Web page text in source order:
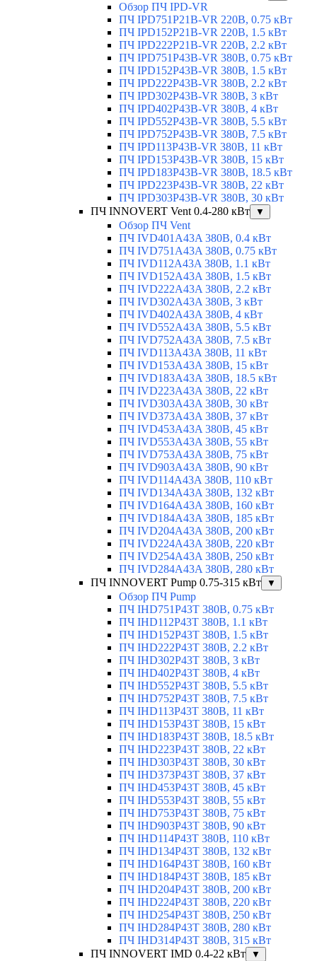
Обзор ПЧ IPD-VR
ПЧ IPD751P21B-VR 220В, 0.75 кВт
ПЧ IPD152P21B-VR 220В, 1.5 кВт
ПЧ IPD222P21B-VR 220В, 2.2 кВт
ПЧ IPD751P43B-VR 380В, 0.75 кВт
ПЧ IPD152P43B-VR 380В, 1.5 кВт
ПЧ IPD222P43B-VR 380В, 2.2 кВт
ПЧ IPD302P43B-VR 380В, 3 кВт
ПЧ IPD402P43B-VR 380В, 4 кВт
ПЧ IPD552P43B-VR 380В, 5.5 кВт
ПЧ IPD752P43B-VR 380В, 7.5 кВт
ПЧ IPD113P43B-VR 380В, 11 кВт
ПЧ IPD153P43B-VR 380В, 15 кВт
ПЧ IPD183P43B-VR 380В, 18.5 кВт
ПЧ IPD223P43B-VR 380В, 22 кВт
ПЧ IPD303P43B-VR 380В, 30 кВт
ПЧ INNOVERT Vent 0.4-280 кВт
▼
Обзор ПЧ Vent
ПЧ IVD401A43A 380В, 0.4 кВт
ПЧ IVD751A43A 380В, 0.75 кВт
ПЧ IVD112A43A 380В, 1.1 кВт
ПЧ IVD152A43A 380В, 1.5 кВт
ПЧ IVD222A43A 380В, 2.2 кВт
ПЧ IVD302A43A 380В, 3 кВт
ПЧ IVD402A43A 380В, 4 кВт
ПЧ IVD552A43A 380В, 5.5 кВт
ПЧ IVD752A43A 380В, 7.5 кВт
ПЧ IVD113A43A 380В, 11 кВт
ПЧ IVD153A43A 380В, 15 кВт
ПЧ IVD183A43A 380В, 18.5 кВт
ПЧ IVD223A43A 380В, 22 кВт
ПЧ IVD303A43A 380В, 30 кВт
ПЧ IVD373A43A 380В, 37 кВт
ПЧ IVD453A43A 380В, 45 кВт
ПЧ IVD553A43A 380В, 55 кВт
ПЧ IVD753A43A 380В, 75 кВт
ПЧ IVD903A43A 380В, 90 кВт
ПЧ IVD114A43A 380В, 110 кВт
ПЧ IVD134A43A 380В, 132 кВт
ПЧ IVD164A43A 380В, 160 кВт
ПЧ IVD184A43A 380В, 185 кВт
ПЧ IVD204A43A 380В, 200 кВт
ПЧ IVD224A43A 380В, 220 кВт
ПЧ IVD254A43A 380В, 250 кВт
ПЧ IVD284A43A 380В, 280 кВт
ПЧ INNOVERT Pump 0.75-315 кВт
▼
Обзор ПЧ Pump
ПЧ IHD751P43T 380В, 0.75 кВт
ПЧ IHD112P43T 380В, 1.1 кВт
ПЧ IHD152P43T 380В, 1.5 кВт
ПЧ IHD222P43T 380В, 2.2 кВт
ПЧ IHD302P43T 380В, 3 кВт
ПЧ IHD402P43T 380В, 4 кВт
ПЧ IHD552P43T 380В, 5.5 кВт
ПЧ IHD752P43T 380В, 7.5 кВт
ПЧ IHD113P43T 380В, 11 кВт
ПЧ IHD153P43T 380В, 15 кВт
ПЧ IHD183P43T 380В, 18.5 кВт
ПЧ IHD223P43T 380В, 22 кВт
ПЧ IHD303P43T 380В, 30 кВт
ПЧ IHD373P43T 380В, 37 кВт
ПЧ IHD453P43T 380В, 45 кВт
ПЧ IHD553P43T 380В, 55 кВт
ПЧ IHD753P43T 380В, 75 кВт
ПЧ IHD903P43T 380В, 90 кВт
ПЧ IHD114P43T 380В, 110 кВт
ПЧ IHD134P43T 380В, 132 кВт
ПЧ IHD164P43T 380В, 160 кВт
ПЧ IHD184P43T 380В, 185 кВт
ПЧ IHD204P43T 380В, 200 кВт
ПЧ IHD224P43T 380В, 220 кВт
ПЧ IHD254P43T 380В, 250 кВт
ПЧ IHD284P43T 380В, 280 кВт
ПЧ IHD314P43T 380В, 315 кВт
ПЧ INNOVERT IMD 0.4-22 кВт
▼